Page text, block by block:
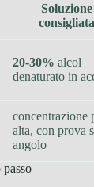
Soluzione
consigliata
20-30% alcol
denaturato in
concentrazione
alta, con prova
angolo